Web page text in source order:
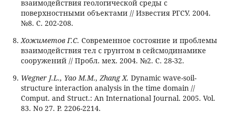
взаимодействия геологической среды с
поверхностными объектами // Известия РГСУ. 2004.
№8. С. 202-208.
Хожиметов Г.С. Современное состояние и проблемы
взаимодействия тел с грунтом в сейсмодинамике
сооружений // Пробл. мех. 2004. №2. С. 28-32.
Wegner J.L., Yao M.M., Zhang X. Dynamic wave-soil-
structure interaction analysis in the time domain //
Comput. and Struct.: An International Journal. 2005. Vol.
83. No 27. P. 2206-2214.